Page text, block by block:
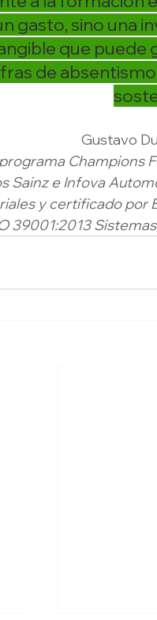
gasto, sino una
que
de
Gustavo
Champions
Sainz e Infova
y certificado
39001:2013